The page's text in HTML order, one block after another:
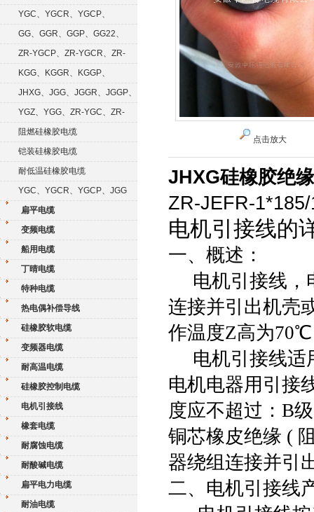
YGC、YGCR、YGCP、
YGCRP
GG、GGR、GGP、GG22、
GGRP
ZR-YGCP、ZR-YGCR、ZR-
YGCRP
KGG、KGGR、KGGP、
KGGRP
JHXG、JGG、JGGR、JGGP、
JGGFYGZ、YGG、ZR-YGC、ZR-
KGG阻燃硅橡胶电缆
铠装硅橡胶电缆
耐低温硅橡胶电缆
YGC、YGCR、YGCP、JGG
扁平电缆
变频电缆
船用电缆
丁晴电缆
特种电缆
热电偶补偿导线
硅橡胶软电缆
变频器电缆
耐高温电缆
硅橡胶控制电缆
电机引接线
橡套电缆
耐腐蚀电缆
耐酸碱电缆
扁平电力电缆
耐油电缆
点击放大
JHXG硅橡胶绝
ZR-JEFR-
电机引接线的
一、概述：
电机引接线，
连接并引出机壳
作温度Z高为70℃
电机引接线适
电机电器用引接
度应不超过：B
铜芯橡皮绝缘 (
器绕组连接并引
二、电机引接线